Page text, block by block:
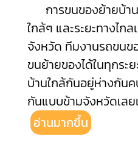
การขนของย้ายบ้าน
ใกล้ๆ และระยะทางไก
จังหวัด ทีมงานรถขนข
ขนย้ายของได้ในทุกระ
บ้านใกล้กันอยู่ห่างกันค
กันแบบข้ามจังหวัดเลย
อ่านมากขึ้น